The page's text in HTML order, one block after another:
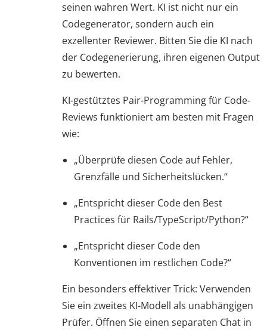
seinen wahren Wert. KI ist nicht nur ein
Codegenerator, sondern auch ein
exzellenter Reviewer. Bitten Sie die KI nach
der Codegenerierung, ihren eigenen Output
zu bewerten.
KI-gestütztes Pair-Programming für Code-
Reviews funktioniert am besten mit Fragen
wie:
„Überprüfe diesen Code auf Fehler,
Grenzfälle und Sicherheitslücken.“
„Entspricht dieser Code den Best
Practices für Rails/TypeScript/Python?“
„Entspricht dieser Code den
Konventionen im restlichen Code?“
Ein besonders effektiver Trick: Verwenden
Sie ein zweites KI-Modell als unabhängigen
Prüfer. Öffnen Sie einen separaten Chat in